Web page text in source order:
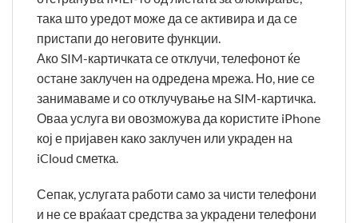
така што уредот може да се активира и да се
пристапи до неговите функции.
Ако SIM-картичката се отклучи, телефонот ќе
остане заклучен на одредена мрежа. Но, ние се
занимаваме и со отклучување на SIM-картичка.
Оваа услуга ви овозможува да користите iPhone
кој е пријавен како заклучен или украден на
iCloud сметка.
Сепак, услугата работи само за чисти телефони
и не се враќаат средства за украдени телефони